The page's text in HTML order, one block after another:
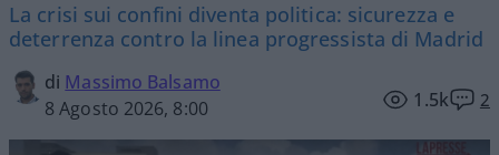
La crisi sui confini diventa politica: sicurezza e
deterrenza contro la linea progressista di Madrid
di Massimo Balsamo
8 Agosto 2026, 8:00
1.5k 2